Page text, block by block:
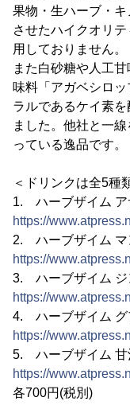
果物・生ハーブ・
させたハイクオリ
用しておりません。
また白砂糖や人工
味料「アガベシロ
ラルであるケイ素
ました。他社と一
っている逸品です。
＜ドリンクは全5種
1. ハーブザイム ア
https://
2. ハーブザイム マ
https://
3. ハーブザイム ジ
https://
4. ハーブザイム グ
https://
5. ハーブザイム 甘
https://
各700円(税別)